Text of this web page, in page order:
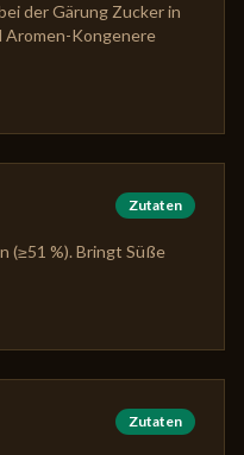
der Gärung Zucker in
Aromen-Kongenere
Zutaten
(≥51 %). Bringt Süße
Zutaten